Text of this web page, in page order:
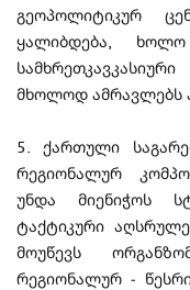
გეოპოლიტიკურ
ყალიბდება,
მხოლოდ ამრავლებს
5. ქართული
რეგიონალურ
უნდა მიენიჭოს
ტაქტიკური
მოუწევს
რეგიონალურ -